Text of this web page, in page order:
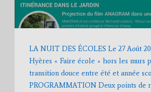
LA NUIT DES ÉCOLES Le 27 Août
Hyères « Faire école » hors les murs
transition douce entre été et année
PROGRAMMATION Deux points de